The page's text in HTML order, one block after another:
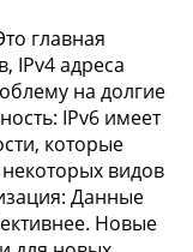
главная
IPv4 адреса
на долгие
IPv6 имеет
которые
видов
Данные
Новые